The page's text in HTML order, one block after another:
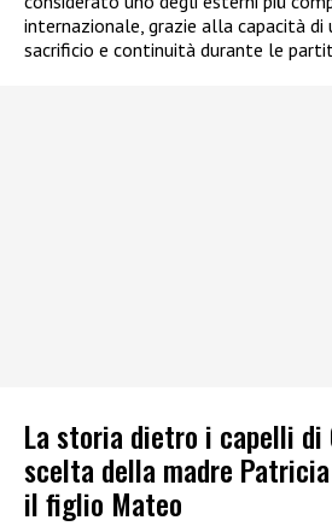
internazionale, grazie alla capacità di
sacrificio e continuità durante le
La storia dietro i capelli di
scelta della madre
il figlio Mateo